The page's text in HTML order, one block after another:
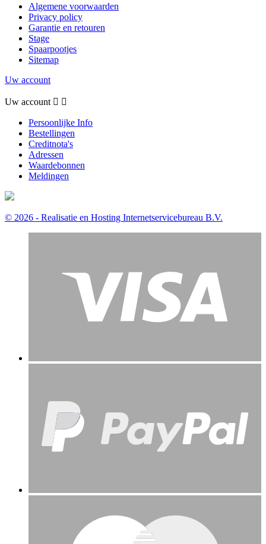
Algemene voorwaarden
Privacy policy
Garantie en retouren
Stage
Spaarpootjes
Sitemap
Uw account
Uw account  
Persoonlijke Info
Bestellingen
Creditnota's
Adressen
Waardebonnen
Meldingen
© 2026 - Realisatie en Hosting Internetservicebureau B.V.